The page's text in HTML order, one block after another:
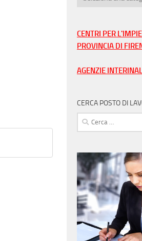
tua
città
CENTRI PER
PROVINCIA DI
AGENZIE
CERCA POSTO DI
Ricerca
per: